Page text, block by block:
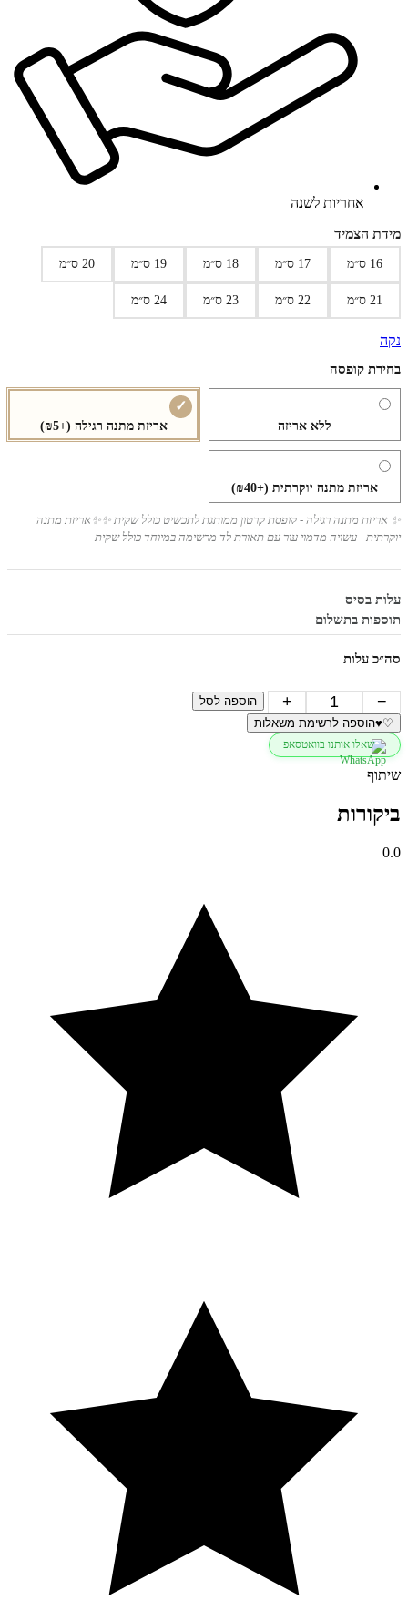
אחריות לשנה
מידת הצמיד
16 ס״מ 17 ס״מ 18 ס״מ 19 ס״מ 20 ס״מ
21 ס״מ 22 ס״מ 23 ס״מ 24 ס״מ
נקה
בחירת קופסה
ללא אריזה אריזת מתנה רגילה (+₪5)
אריזת מתנה יוקרתית (+₪40)
✨ אריזת מתנה רגילה - קופסת קרטון ממותגת לתכשיט כולל שקית ✨✨אריזת מתנה
יוקרתית - עשויה מדמוי עור עם תאורת לד מרשימה במיוחד כולל שקית
עלות בסיס
תוספות בתשלום
סה״כ עלות
−
כמות
של
צמיד
פיגרו
כסף
לגבר
+
הוספה לסל
♡
♥הוספה לרשימת משאלות
שאלו אותנו בוואטסאפ
שיתוף
ביקורות
0.0